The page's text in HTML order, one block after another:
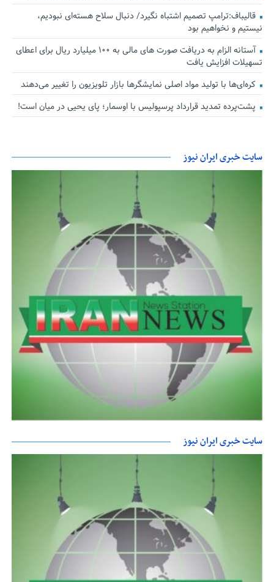
قالیباف:ترامپ تصمیم اشتباه نگیرد/ دنبال سلاح هسته‌ای نبودیم،
نیستیم و نخواهیم بود
آستانه الزام به دریافت صورت های مالی به ۱۰۰ میلیارد ریال برای اعطای
تسهیلات افزایش یافت
کره‌ای‌ها با تولید مواد اصلی نمایشگرها بازار تلویزیون را تغییر می‌دهند
پشت‌پرده تمدید قرارداد پرسپولیس با اوسمار؛ پای یحیی در میان است!
سایت خبری ایران نیوز
سایت خبری ایران نیوز